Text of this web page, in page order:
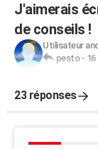
J'aimerais
de conseils !
Utilisateur
pesto- 16
23 réponses